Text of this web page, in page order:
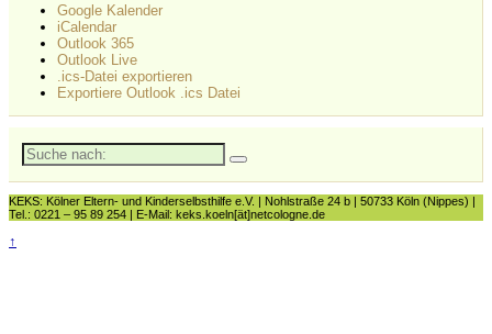
Google Kalender
iCalendar
Outlook 365
Outlook Live
.ics-Datei exportieren
Exportiere Outlook .ics Datei
Suche
nach:
KEKS: Kölner Eltern- und Kinderselbsthilfe e.V. | Nohlstraße 24 b | 50733 Köln (Nippes) |
Tel.: 0221 – 95 89 254 | E-Mail: keks.koeln[ät]netcologne.de
↑